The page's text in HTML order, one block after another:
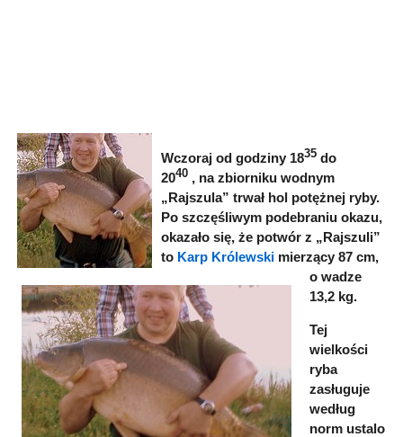
Wczoraj od godziny 1835 do
2040, na zbiorniku wodnym
„Rajszula” trwał hol potężnej ryby.
Po szczęśliwym podebraniu okazu,
okazało się, że potwór z „Rajszuli”
to Karp Królewskimierzący 87 cm,
o wadze
13,2 kg.
Tej
wielkości
ryba
zasługuje
według
norm ustalo